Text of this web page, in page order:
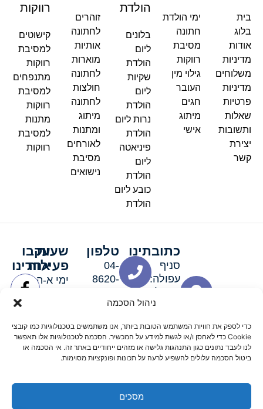
ניהול הסכמה
כדי לספק את חוויות המשתמש הטובות ביותר, אנו משתמשים בטכנולוגיות כמו קובצי
Cookie כדי לאחסן ו/או לגשת למידע על המכשיר. הסכמה לטכנולוגיות אלו תאפשר
לנו לעבד נתונים כגון התנהגות גלישה או מזהים ייחודיים באתר זה. אי הסכמה או
ביטול הסכמה עלולים להשפיע לרעה על תכונות ופונקציות מסוימות.
מסכים
בית
בלוג
אודות
מדיניות
משלוחים
מדיניות
פרטיות
שאלות
ותשובות
יצירת
קשר
ימי הולדת
חתונה
מסיבת
רווקות
גילוי מין
העובר
חגים
מיתוג
אישי
הולדת
בלונים
ליום
הולדת
שקיות
ליום
הולדת
נרות ליום
הולדת
פיניאטה
ליום
הולדת
כובע ליום
הולדת
זוהרים
לחתונה
אותיות
מוארות
לחתונה
חולצות
לחתונה
מיתוג
ומתנות
לאורחים
מסיבת
נישואים
רווקות
קישוטים
למסיבת
רווקות
מתנפחים
למסיבת
רווקות
מתנות
למסיבת
רווקות
כתובתינו
סניף
עפולה:
סניף מגדל
האלה 19
טלפון
04-
8620-
שעות
פעילות
ימי א-ה:
ימי שישי
וערבי חג:
8:30-
15:00
עקבו
אחרינו